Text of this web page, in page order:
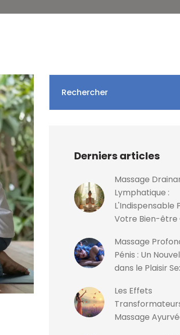
Rechercher
Derniers articles
Massage
Lymphatique :
L'Indispensable
Votre Bien-être
Massage
Pénis : Un
dans le Plaisir
Les Effets
Massage